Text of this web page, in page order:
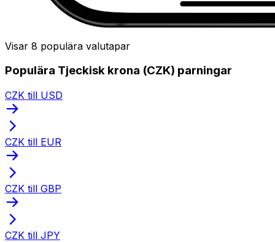
Visar 8 populära valutapar
Populära Tjeckisk krona (CZK) parningar
CZK till USD
CZK till EUR
CZK till GBP
CZK till JPY